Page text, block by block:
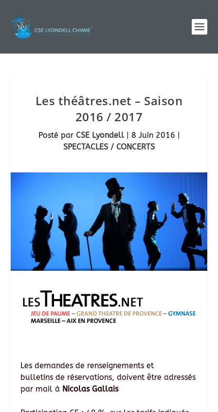
Les théâtres.net – Saison
2016 / 2017
Posté par CSE Lyondell| 8 Juin 2016 |
SPECTACLES / CONCERTS
Les demandes de renseignements et
bulletins de réservations, doivent être adressés
par mail à Nicolas Gallais